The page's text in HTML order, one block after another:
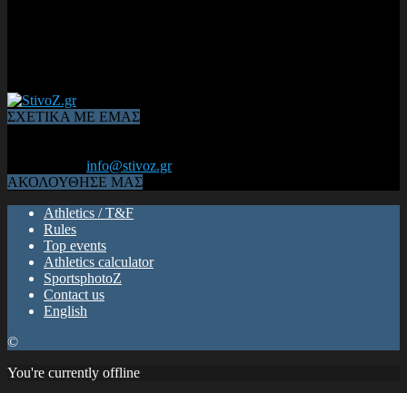
ΣΧΕΤΙΚΑ ΜΕ ΕΜΑΣ
info@stivoz.gr
ΑΚΟΛΟΥΘΗΣΕ ΜΑΣ
Athletics / T&F
Rules
Top events
Athletics calculator
SportsphotoZ
Contact us
English
©
You're currently offline